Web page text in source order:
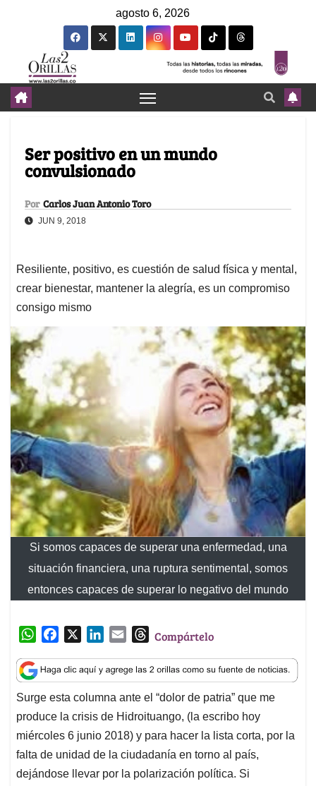
agosto 6, 2026
Ser positivo en un mundo
convulsionado
Por Carlos Juan Antonio Toro
JUN 9, 2018
Resiliente, positivo, es cuestión de salud física y mental,
crear bienestar, mantener la alegría, es un compromiso
consigo mismo
Si somos capaces de superar una enfermedad, una
situación financiera, una ruptura sentimental, somos
entonces capaces de superar lo negativo del mundo
W
a
t
s
A
p
p
c
e
b
o
o
k
n
k
e
d
I
n
a
i
l
T
r
e
a
d
s
Compártelo
Surge esta columna ante el “dolor de patria” que me
produce la crisis de Hidroituango, (la escribo hoy
miércoles 6 junio 2018) y para hacer la lista corta, por la
falta de unidad de la ciudadanía en torno al país,
dejándose llevar por la polarización política. Si